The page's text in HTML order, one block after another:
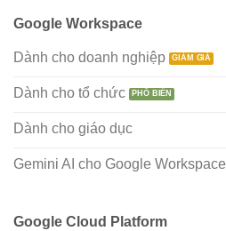
Google Workspace
Dành cho doanh nghiệp
Dành cho tổ chức
Dành cho giáo dục
Gemini AI cho Google Workspace
Google Cloud Platform